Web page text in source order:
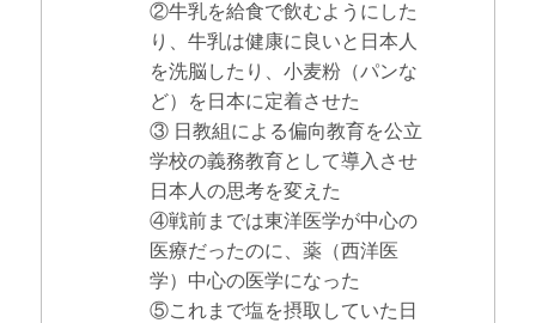
②牛乳を給食で飲むようにした
り、牛乳は健康に良いと日本人
を洗脳したり、小麦粉（パンな
ど）を日本に定着させた
③ 日教組による偏向教育を公立
学校の義務教育として導入させ
日本人の思考を変えた
④戦前までは東洋医学が中心の
医療だったのに、薬（西洋医
学）中心の医学になった
⑤これまで塩を摂取していた日